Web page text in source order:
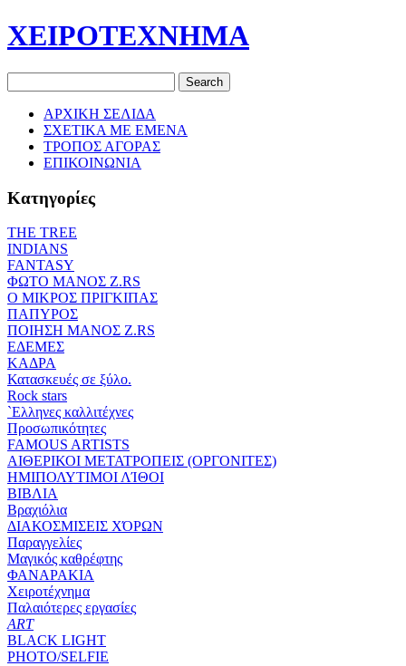
ΧΕΙΡΟΤΕΧΝΗΜΑ
ΑΡΧΙΚΗ ΣΕΛΙΔΑ
ΣΧΕΤΙΚΑ ΜΕ ΕΜΕΝΑ
ΤΡΟΠΟΣ ΑΓΟΡΑΣ
ΕΠΙΚΟΙΝΩΝΙΑ
Κατηγορίες
THE TREE
ΙΝDIANS
FANTASY
ΦΩΤΟ ΜΑΝΟΣ Ζ.RS
O ΜΙΚΡΟΣ ΠΡΙΓΚΙΠΑΣ
ΠΑΠΥΡΟΣ
ΠΟΙΗΣΗ ΜΑΝΟΣ Ζ.RS
ΕΔΕΜΕΣ
ΚΑΔΡΑ
Κατασκευές σε ξύλο.
Rock stars
`Eλληνες καλλιτέχνες
Προσωπικότητες
FAMOUS ARTISTS
ΑΙΘΕΡΙΚΟΙ ΜΕΤΑΤΡΟΠΕΙΣ (ΟΡΓΟΝΙΤΕΣ)
ΗΜΙΠΟΛΥΤΙΜΟΙ ΛΊΘΟΙ
ΒΙΒΛΙΑ
Βραχιόλια
ΔΙΑΚΟΣΜΙΣΕΙΣ ΧΌΡΩΝ
Παραγγελίες
Μαγικός καθρέφτης
ΦΑΝΑΡΑΚΙΑ
Xειροτέχνημα
Παλαιότερες εργασίες
ART
BLACK LIGHT
PHOTO/SELFIE